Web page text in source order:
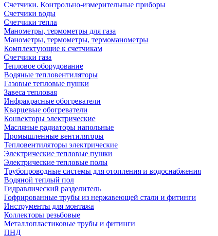
Счетчики. Контрольно-измерительные приборы
Счетчики воды
Счетчики тепла
Манометры, термометры для газа
Манометры, термометры, термоманометры
Комплектующие к счетчикам
Счетчики газа
Тепловое оборудование
Водяные тепловентиляторы
Газовые тепловые пушки
Завеса тепловая
Инфракрасные обогреватели
Кварцевые обогреватели
Конвекторы электрические
Масляные радиаторы напольные
Промышленные вентиляторы
Тепловентиляторы электрические
Электрические тепловые пушки
Электрические тепловые полы
Трубопроводные системы для отопления и водоснабжения
Водяной теплый пол
Гидравлический разделитель
Гофрированные трубы из нержавеющей стали и фитинги
Инструменты для монтажа
Коллекторы резьбовые
Металлопластиковые трубы и фитинги
ПНД